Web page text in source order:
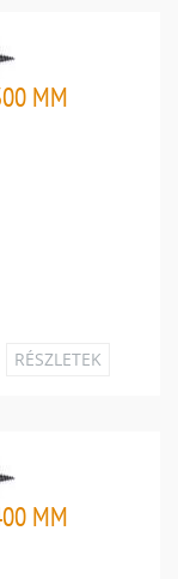
MM
RÉSZLETEK
MM